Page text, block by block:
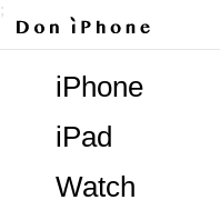
;
Watch
iPad
iPhone